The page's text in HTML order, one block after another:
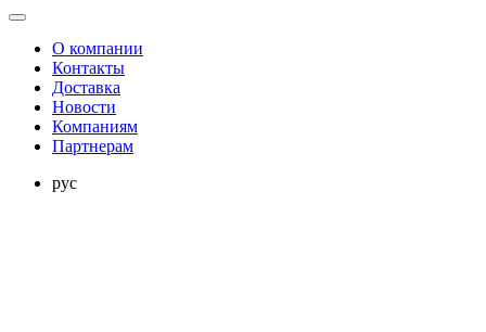
О компании
Контакты
Доставка
Новости
Компаниям
Партнерам
рус